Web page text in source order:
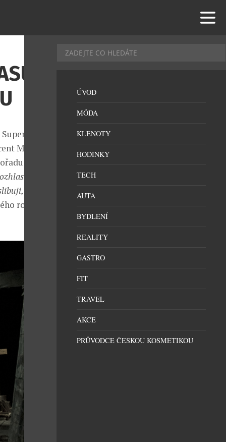
v
Michael
se
že se
rozhlasu
ÚVOD
MÓDA
KLENOTY
HODINKY
TECH
AUTA
BYDLENÍ
REALITY
GASTRO
FIT
TRAVEL
AKCE
PRŮVODCE ČESKOU KOSMETIKOU